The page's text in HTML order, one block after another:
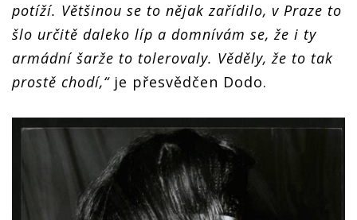
potíží. Většinou se to nějak zařídilo, v Praze to
šlo určitě daleko líp a domnívám se, že i ty
armádní šarže to tolerovaly. Věděly, že to tak
prostě chodí,“ je přesvědčen Dodo.